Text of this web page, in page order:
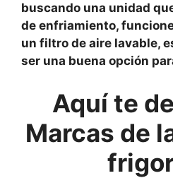
buscando una unidad
de enfriamiento,
un filtro de aire lavable,
ser una buena opción
Aquí te
Marcas de